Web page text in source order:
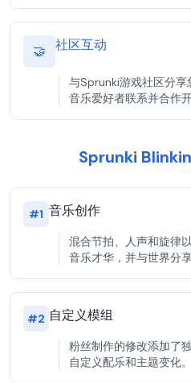
🤝 社区互动
与Sprunki游戏社区分
音乐爱好者联系并合作
Sprunki
#1 音乐创作
混合节拍、人声和旋律
音乐才华，并与世界分
#2 自定义模组
粉丝制作的修改添加了
自定义配乐和主题变化